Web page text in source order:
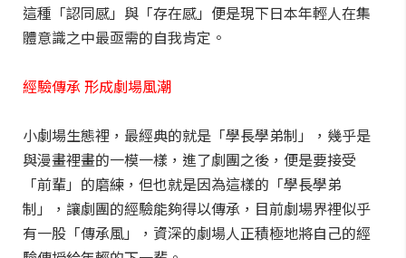
這種「認同感」與「存在感」便是現下日本年輕人在集
體意識之中最亟需的自我肯定。
經驗傳承 形成劇場風潮
小劇場生態裡，最經典的就是「學長學弟制」，幾乎是
與漫畫裡畫的一模一樣，進了劇團之後，便是要接受
「前輩」的磨練，但也就是因為這樣的「學長學弟
制」，讓劇團的經驗能夠得以傳承，目前劇場界裡似乎
有一股「傳承風」，資深的劇場人正積極地將自己的經